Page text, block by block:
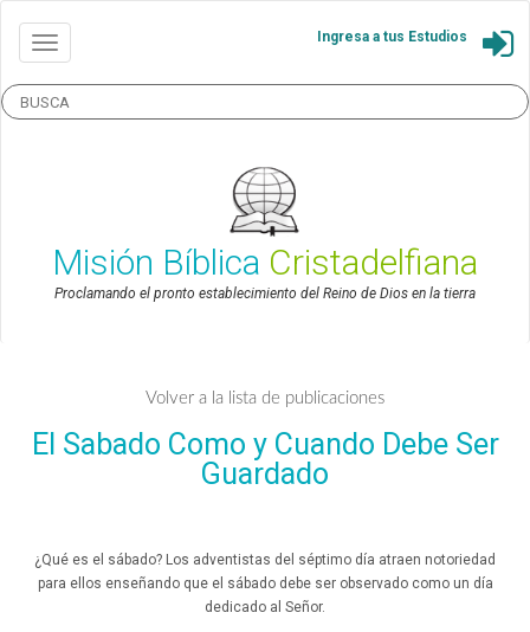
Ingresa a tus Estudios
Misión Bíblica Cristadelfiana
Proclamando el pronto establecimiento del Reino de Dios en la tierra
Volver a la lista de publicaciones
El Sabado Como y Cuando Debe Ser
Guardado
¿Qué es el sábado? Los adventistas del séptimo día atraen notoriedad
para ellos enseñando que el sábado debe ser observado como un día
dedicado al Señor.